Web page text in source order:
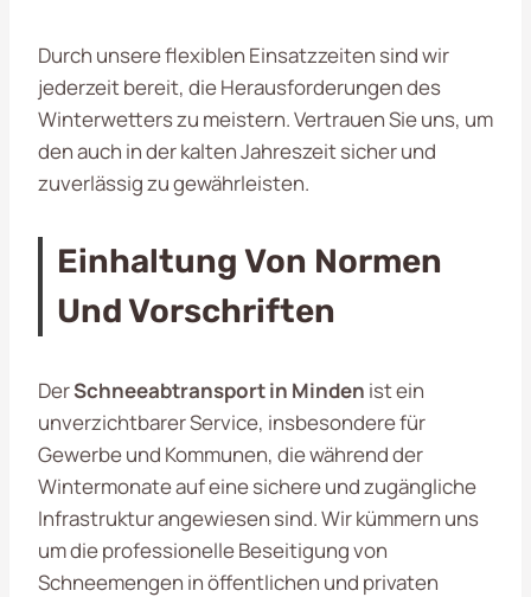
Durch unsere flexiblen Einsatzzeiten sind wir
jederzeit bereit, die Herausforderungen des
Winterwetters zu meistern. Vertrauen Sie uns, um
den auch in der kalten Jahreszeit sicher und
zuverlässig zu gewährleisten.
Einhaltung Von Normen
Und Vorschriften
DerSchneeabtransport in Minden ist ein
unverzichtbarer Service, insbesondere für
Gewerbe und Kommunen, die während der
Wintermonate auf eine sichere und zugängliche
Infrastruktur angewiesen sind. Wir kümmern uns
um die professionelle Beseitigung von
Schneemengen in öffentlichen und privaten